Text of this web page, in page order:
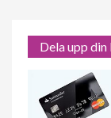
Dela upp